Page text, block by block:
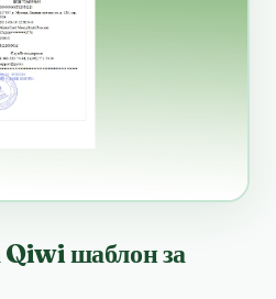
Qiwi шаблон за